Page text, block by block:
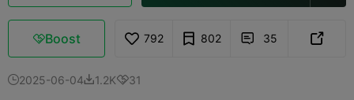
Boost 792 802  35 
2025-06-041.2K31